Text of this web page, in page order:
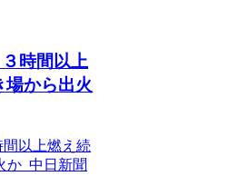
時間以上
場から出火
以上燃え続
か 中日新聞